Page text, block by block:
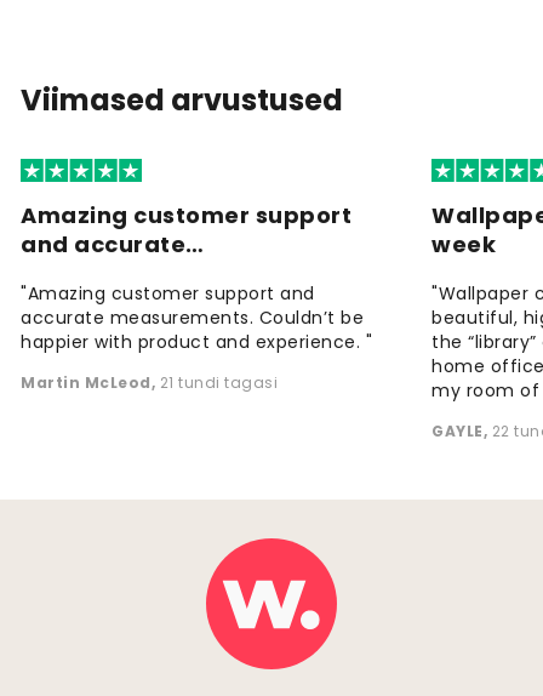
Viimased arvustused
Amazing customer support
and accurate…
"Amazing customer support and
accurate measurements. Couldn’t be
happier with product and experience. "
Martin McLeod, 21 tundi tagasi
week
"Wallpaper
beautiful,
the
home
my room of
GAYLE, 22